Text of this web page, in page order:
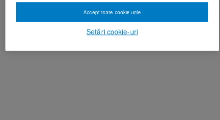
Setări cookie-uri
Accept toate cookie-urile